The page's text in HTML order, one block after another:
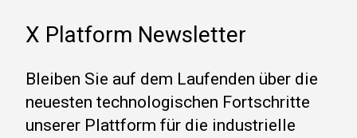
X Platform Newsletter
Bleiben Sie auf dem Laufenden über die
neuesten technologischen Fortschritte
unserer Plattform für die industrielle